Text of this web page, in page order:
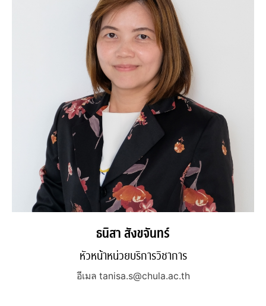
ธนิสา สังขจันทร์
หัวหน้าหน่วยบริการวิชาการ
อีเมล tanisa.s@chula.ac.th